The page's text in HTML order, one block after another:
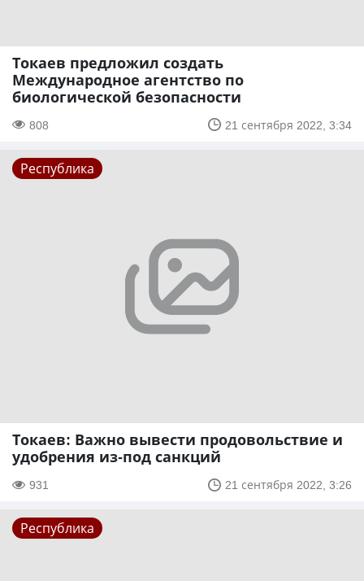
Токаев предложил создать
Международное агентство по
биологической безопасности
808 21 сентября 2022, 3:34
Республика
Токаев: Важно вывести продовольствие и
удобрения из-под санкций
931 21 сентября 2022, 3:26
Республика